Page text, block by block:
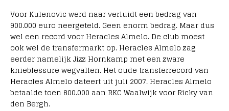
Voor Kulenovic werd naar verluidt een bedrag van
900.000 euro neergeteld. Geen enorm bedrag. Maar dus
wel een record voor Heracles Almelo. De club moest
ook wel de transfermarkt op. Heracles Almelo zag
eerder namelijk Jizz Hornkamp met een zware
knieblessure wegvallen. Het oude transferrecord van
Heracles Almelo dateert uit juli 2007. Heracles Almelo
betaalde toen 800.000 aan RKC Waalwijk voor Ricky van
den Bergh.